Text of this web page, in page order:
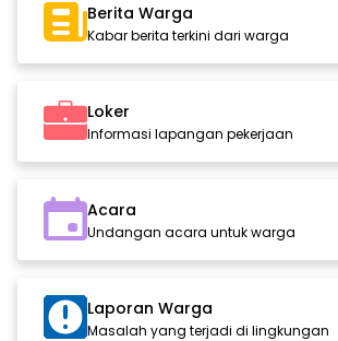
Berita Warga
Kabar berita terkini dari warga
Loker
Informasi lapangan pekerjaan
Acara
Undangan acara untuk warga
Laporan Warga
Masalah yang terjadi di lingkungan